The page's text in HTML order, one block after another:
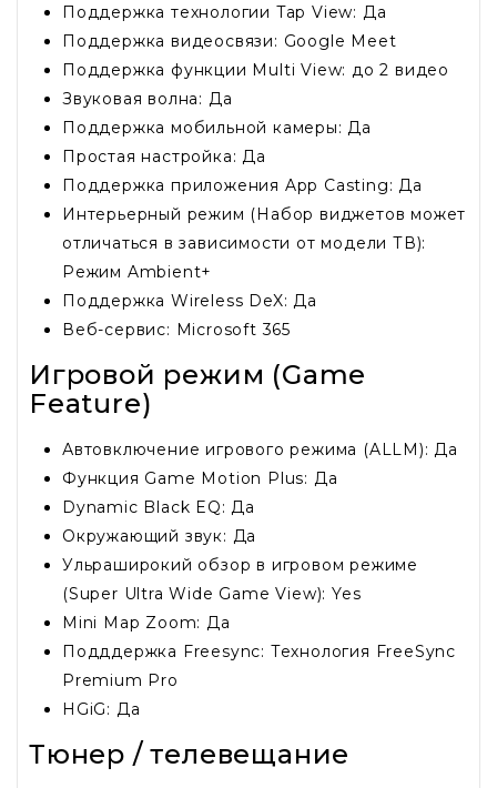
Поддержка технологии Tap View: Да
Поддержка видеосвязи: Google Meet
Поддержка функции Multi View: до 2 видео
Звуковая волна: Да
Поддержка мобильной камеры: Да
Простая настройка: Да
Поддержка приложения App Casting: Да
Интерьерный режим (Набор виджетов может
отличаться в зависимости от модели ТВ):
Режим Ambient+
Поддержка Wireless DeX: Да
Веб-сервис: Microsoft 365
Игровой режим (Game
Feature)
Автовключение игрового режима (ALLM): Да
Функция Game Motion Plus: Да
Dynamic Black EQ: Да
Окружающий звук: Да
Ульраширокий обзор в игровом режиме
(Super Ultra Wide Game View): Yes
Mini Map Zoom: Да
Подддержка Freesync: Технология FreeSync
Premium Pro
HGiG: Да
Тюнер / телевещание